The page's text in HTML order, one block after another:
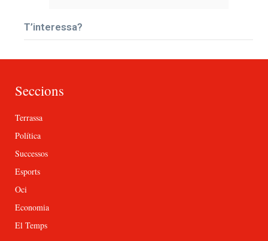
T’interessa?
Seccions
Terrassa
Política
Successos
Esports
Oci
Economia
El Temps